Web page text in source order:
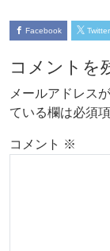
Facebook Twitter
コメントを
メールアドレス
ている欄は必須
コメント ※